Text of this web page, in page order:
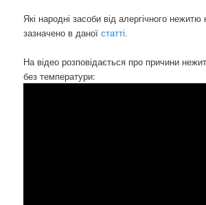
Які народні засоби від алергічного нежитю
зазначено в даноїстатті.
На відео розповідається про причини
без температури: